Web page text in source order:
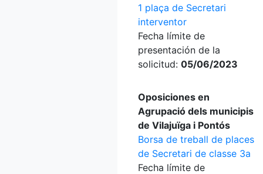
1 plaça de Secretari
interventor
Fecha límite de
presentación de la
solicitud: 05/06/2023
Oposiciones en
Agrupació dels municipis
de Vilajuïga i Pontós
Borsa de treball de places
de Secretari de classe 3a
Fecha límite de